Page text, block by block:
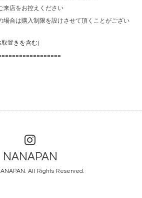
来店をお控えください
場合は購入制限を設けさせて頂くことがござい
置きを含む)
NANAPAN
. All Rights Reserved.